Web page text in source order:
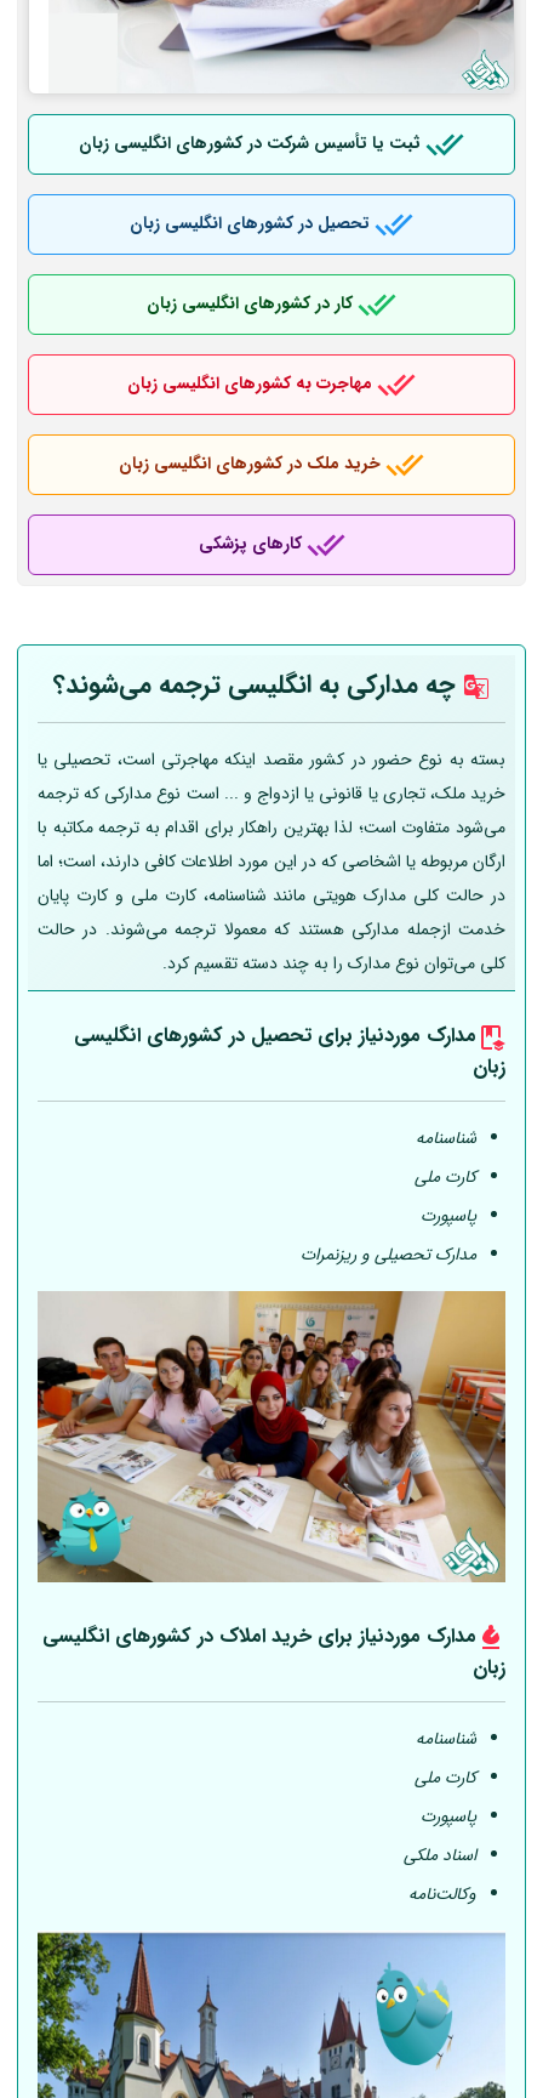
ثبت یا تأسیس شرکت در کشورهای انگلیسی زبان
تحصیل در کشورهای انگلیسی زبان
کار در کشورهای انگلیسی زبان
مهاجرت به کشورهای انگلیسی زبان
خرید ملک در کشورهای انگلیسی زبان
کارهای پزشکی
چه مدارکی به انگلیسی ترجمه می‌شوند؟
بسته به نوع حضور در کشور مقصد اینکه مهاجرتی است، تحصیلی یا
خرید ملک، تجاری یا قانونی یا ازدواج و ... است نوع مدارکی که ترجمه
می‌شود متفاوت است؛ لذا بهترین راهکار برای اقدام به ترجمه مکاتبه با
ارگان مربوطه یا اشخاصی که در این مورد اطلاعات کافی دارند، است؛ اما
در حالت کلی مدارک هویتی مانند شناسنامه، کارت ملی و کارت پایان
خدمت ازجمله مدارکی هستند که معمولا ترجمه می‌شوند. در حالت
کلی می‌توان نوع مدارک را به چند دسته تقسیم کرد.
مدارک موردنیاز برای تحصیل در کشورهای انگلیسی
زبان
شناسنامه
کارت ملی
پاسپورت
مدارک تحصیلی و ریزنمرات
مدارک موردنیاز برای خرید املاک در کشورهای انگلیسی
زبان
شناسنامه
کارت ملی
پاسپورت
اسناد ملکی
وکالت‌نامه